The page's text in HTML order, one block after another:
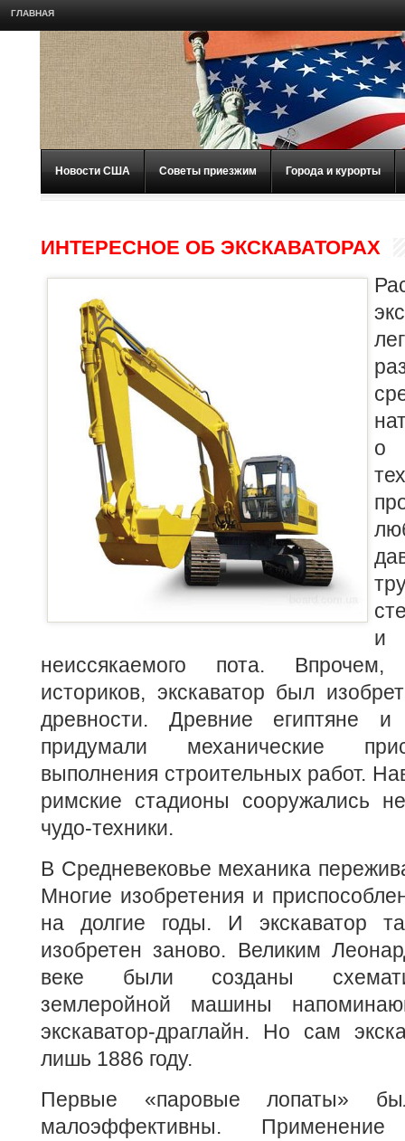
ГЛАВНАЯ
Новости США Советы приезжим Города и курорты
ИНТЕРЕСНОЕ ОБ ЭКСКАВАТОРАХ
о
и
неиссякаемого пота.
историков, экскаватор был
древности. Древние египтяне
придумали механические
выполнения строительных работ.
римские стадионы сооружались
чудо-техники.
В Средневековье механика
Многие изобретения и
на долгие годы. И экскаватор
изобретен заново. Великим
веке были созданы
землеройной машины
экскаватор-драглайн. Но сам
лишь 1886 году.
Первые «паровые лопаты»
малоэффективны.